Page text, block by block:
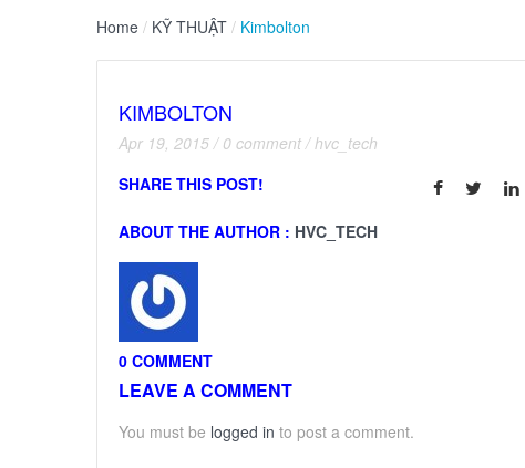
Home / KỸ THUẬT / Kimbolton
KIMBOLTON
Apr 19, 2015 / 0 comment /hvc_tech
SHARE THIS POST!
ABOUT THE AUTHOR : HVC_TECH
0 COMMENT
LEAVE A COMMENT
You must be logged in to post a comment.